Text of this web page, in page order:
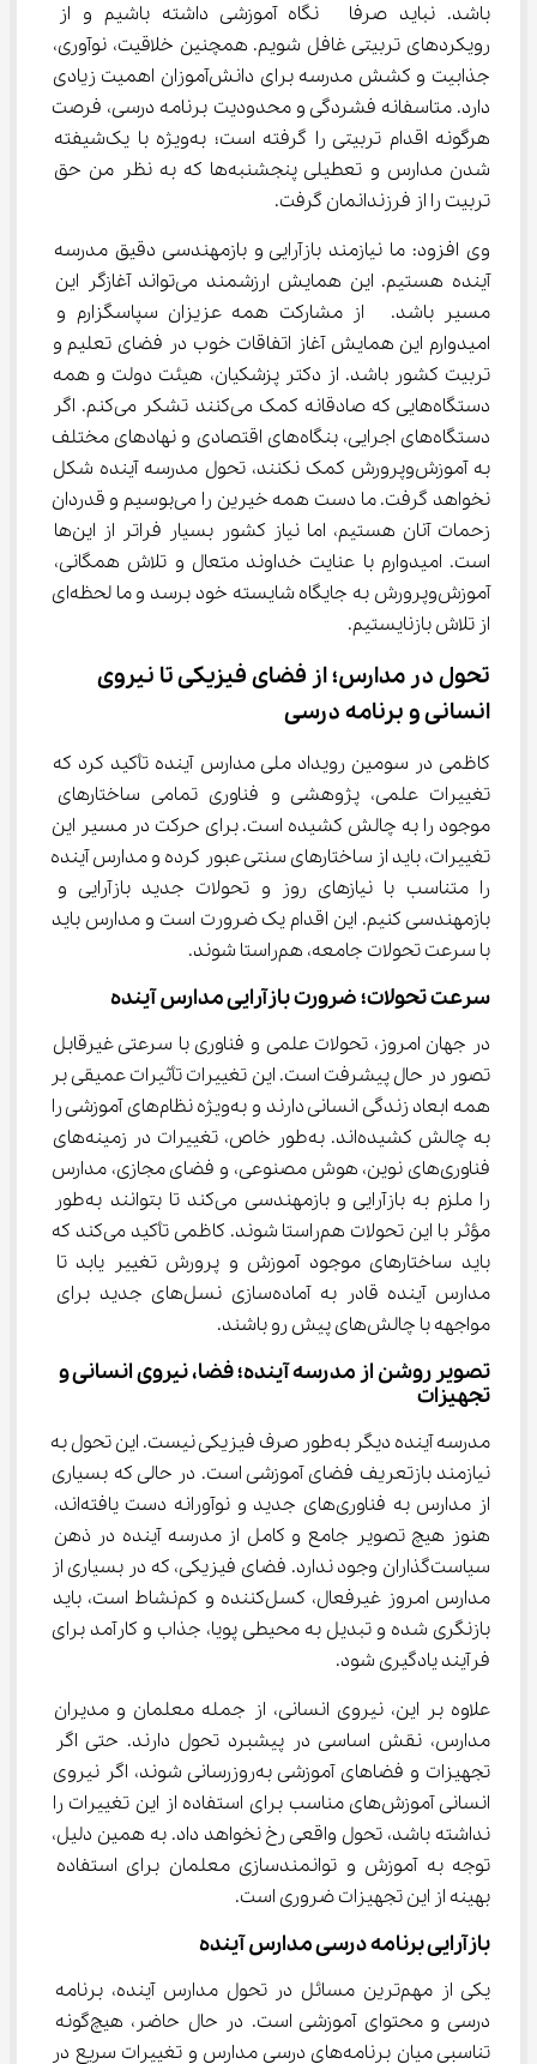
باشد. نباید صرفا  نگاه آموزشی داشته باشیم و از
رویکردهای تربیتی غافل شویم. همچنین خلاقیت، نوآوری،
جذابیت و کشش مدرسه برای دانش‌آموزان اهمیت زیادی
دارد. متاسفانه فشردگی و محدودیت برنامه درسی، فرصت
هرگونه اقدام تربیتی را گرفته است؛ به‌ویژه با یک‌شیفته
شدن مدارس و تعطیلی پنجشنبه‌ها که به نظر من حق
تربیت را از فرزندانمان گرفت.
وی افزود: ما نیازمند بازآرایی و بازمهندسی دقیق مدرسه
آینده هستیم. این همایش ارزشمند می‌تواند آغازگر این
مسیر باشد.  از مشارکت همه عزیزان سپاسگزارم و
امیدوارم این همایش آغاز اتفاقات خوب در فضای تعلیم و
تربیت کشور باشد. از دکتر پزشکیان، هیئت دولت و همه
دستگاه‌هایی که صادقانه کمک می‌کنند تشکر می‌کنم. اگر
دستگاه‌های اجرایی، بنگاه‌های اقتصادی و نهادهای مختلف
به آموزش‌وپرورش کمک نکنند، تحول مدرسه آینده شکل
نخواهد گرفت. ما دست همه خیرین را می‌بوسیم و قدردان
زحمات آنان هستیم، اما نیاز کشور بسیار فراتر از این‌ها
است. امیدوارم با عنایت خداوند متعال و تلاش همگانی،
آموزش‌وپرورش به جایگاه شایسته خود برسد و ما لحظه‌ای
از تلاش بازنایستیم.
تحول در مدارس؛ از فضای فیزیکی تا نیروی
انسانی و برنامه درسی
کاظمی در سومین رویداد ملی مدارس آینده تأکید کرد که
تغییرات علمی، پژوهشی و فناوری تمامی ساختارهای
موجود را به چالش کشیده است. برای حرکت در مسیر این
تغییرات، باید از ساختارهای سنتی عبور کرده و مدارس آینده
را متناسب با نیازهای روز و تحولات جدید بازآرایی و
بازمهندسی کنیم. این اقدام یک ضرورت است و مدارس باید
با سرعت تحولات جامعه، هم‌راستا شوند.
سرعت تحولات؛ ضرورت بازآرایی مدارس آینده
در جهان امروز، تحولات علمی و فناوری با سرعتی غیرقابل
تصور در حال پیشرفت است. این تغییرات تأثیرات عمیقی بر
همه ابعاد زندگی انسانی دارند و به‌ویژه نظام‌های آموزشی را
به چالش کشیده‌اند. به‌طور خاص، تغییرات در زمینه‌های
فناوری‌های نوین، هوش مصنوعی، و فضای مجازی، مدارس
را ملزم به بازآرایی و بازمهندسی می‌کند تا بتوانند به‌طور
مؤثر با این تحولات هم‌راستا شوند. کاظمی تأکید می‌کند که
باید ساختارهای موجود آموزش و پرورش تغییر یابد تا
مدارس آینده قادر به آماده‌سازی نسل‌های جدید برای
مواجهه با چالش‌های پیش رو باشند.
تصویر روشن از مدرسه آینده؛ فضا، نیروی انسانی و
تجهیزات
مدرسه آینده دیگر به‌طور صرف فیزیکی نیست. این تحول به
نیازمند بازتعریف فضای آموزشی است. در حالی که بسیاری
از مدارس به فناوری‌های جدید و نوآورانه دست یافته‌اند،
هنوز هیچ تصویر جامع و کامل از مدرسه آینده در ذهن
سیاست‌گذاران وجود ندارد. فضای فیزیکی، که در بسیاری از
مدارس امروز غیرفعال، کسل‌کننده و کم‌نشاط است، باید
بازنگری شده و تبدیل به محیطی پویا، جذاب و کارآمد برای
فرآیند یادگیری شود.
علاوه بر این، نیروی انسانی، از جمله معلمان و مدیران
مدارس، نقش اساسی در پیشبرد تحول دارند. حتی اگر
تجهیزات و فضاهای آموزشی به‌روزرسانی شوند، اگر نیروی
انسانی آموزش‌های مناسب برای استفاده از این تغییرات را
نداشته باشد، تحول واقعی رخ نخواهد داد. به همین دلیل،
توجه به آموزش و توانمندسازی معلمان برای استفاده
بهینه از این تجهیزات ضروری است.
بازآرایی برنامه درسی مدارس آینده
یکی از مهم‌ترین مسائل در تحول مدارس آینده، برنامه
درسی و محتوای آموزشی است. در حال حاضر، هیچ‌گونه
تناسبی میان برنامه‌های درسی مدارس و تغییرات سریع در